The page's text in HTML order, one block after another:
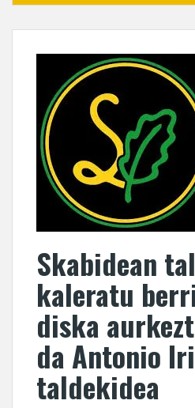
Skabidean
kaleratu
diska
da Antonio
taldekidea